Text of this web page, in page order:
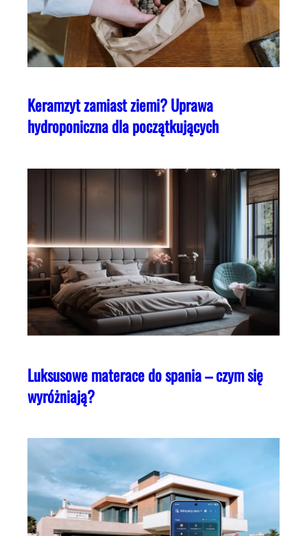
Keramzyt zamiast ziemi? Uprawa
hydroponiczna dla początkujących
Luksusowe materace do spania – czym się
wyróżniają?